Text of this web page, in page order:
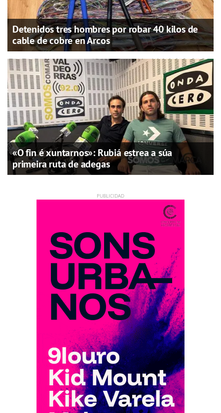
Detenidos tres hombres por robar 40 kilos de
cable de cobre en Arcos
«O fin é xuntarnos»: Rubiá estrea a súa
primeira ruta de adegas